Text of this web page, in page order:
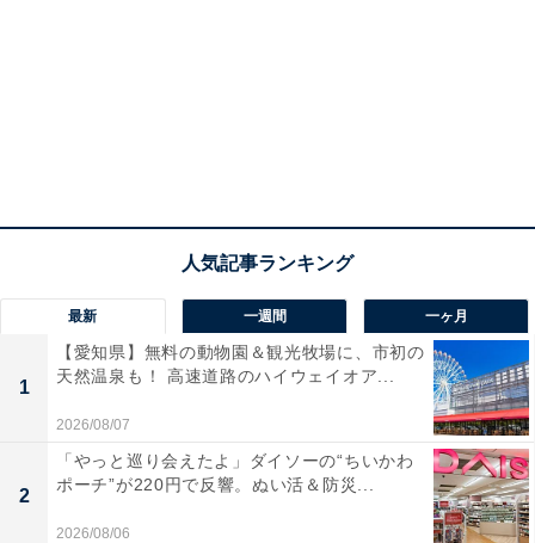
最新 一週間 一ヶ月
1
【愛知県】無料の動物園＆観光牧場に、市初の
天然温泉も！ 高速道路のハイウェイオア...
2026/08/07
2
「やっと巡り会えたよ」ダイソーの“ちいかわ
ポーチ”が220円で反響。ぬい活＆防災...
2026/08/06